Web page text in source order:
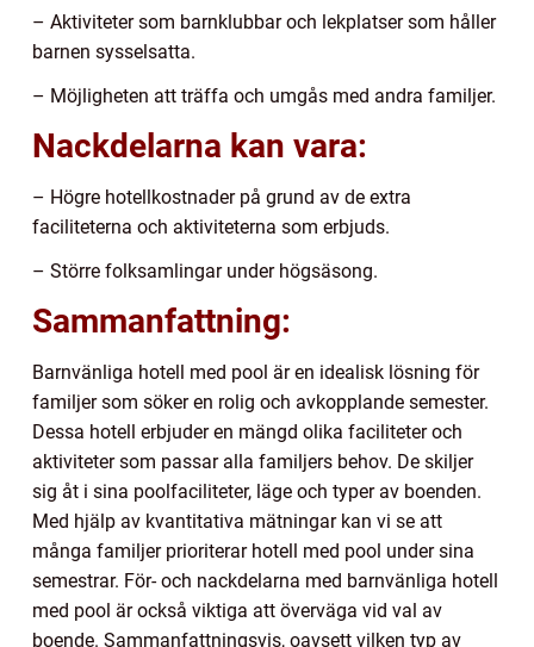
– Aktiviteter som barnklubbar och lekplatser som håller
barnen sysselsatta.
– Möjligheten att träffa och umgås med andra familjer.
Nackdelarna kan vara:
– Högre hotellkostnader på grund av de extra
faciliteterna och aktiviteterna som erbjuds.
– Större folksamlingar under högsäsong.
Sammanfattning:
Barnvänliga hotell med pool är en idealisk lösning för
familjer som söker en rolig och avkopplande semester.
Dessa hotell erbjuder en mängd olika faciliteter och
aktiviteter som passar alla familjers behov. De skiljer
sig åt i sina poolfaciliteter, läge och typer av boenden.
Med hjälp av kvantitativa mätningar kan vi se att
många familjer prioriterar hotell med pool under sina
semestrar. För- och nackdelarna med barnvänliga hotell
med pool är också viktiga att överväga vid val av
boende. Sammanfattningsvis, oavsett vilken typ av